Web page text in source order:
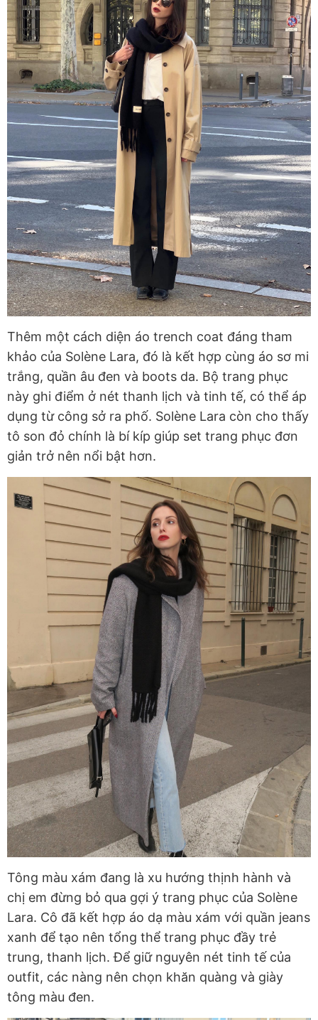
Thêm một cách diện áo trench coat đáng tham
khảo của Solène Lara, đó là kết hợp cùng áo sơ mi
trắng, quần âu đen và boots da. Bộ trang phục
này ghi điểm ở nét thanh lịch và tinh tế, có thể áp
dụng từ công sở ra phố. Solène Lara còn cho thấy
tô son đỏ chính là bí kíp giúp set trang phục đơn
giản trở nên nổi bật hơn.
Tông màu xám đang là xu hướng thịnh hành và
chị em đừng bỏ qua gợi ý trang phục của Solène
Lara. Cô đã kết hợp áo dạ màu xám với quần jeans
xanh để tạo nên tổng thể trang phục đầy trẻ
trung, thanh lịch. Để giữ nguyên nét tinh tế của
outfit, các nàng nên chọn khăn quàng và giày
tông màu đen.